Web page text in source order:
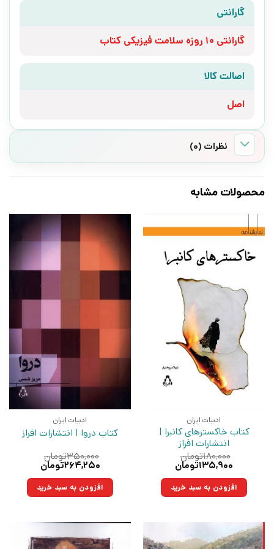
گارانتی
گارانتی 10 روزه سلامت فیزیکی کتاب
اصالت کالا
اصل
نظرات (0)
محصولات مشابه
ادبیات ایران
کتاب خاکسترهای کانبرا |
انتشارات افراز
۱۸۰,۰۰۰تومان
قیمت
۱۸۰,۰۰۰تومان
بود.
۱۳۵,۹۰۰تومان
۱۳۵,۹۰۰تومان.افزودن به سبد خرید
ادبیات ایران
کتاب دروا | انتشارات افراز
۳۵۰,۰۰۰تومان
قیمت
۳۵۰,۰۰۰تومان
بود.
۲۶۴,۲۵۰تومان
۲۶۴,۲۵۰تومان.افزودن به سبد خرید